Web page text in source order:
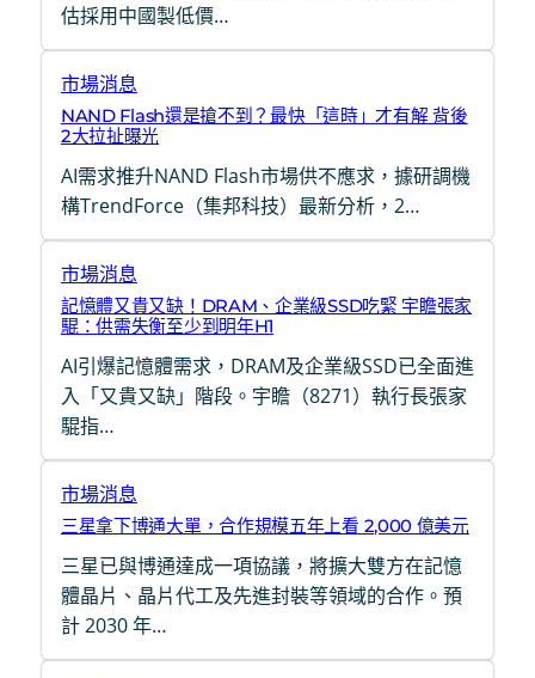
估採用中國製低價…
市場消息
NAND Flash還是搶不到？最快「這時」才有解 背後
2大拉扯曝光
AI需求推升NAND Flash市場供不應求，據研調機
構TrendForce（集邦科技）最新分析，2…
市場消息
記憶體又貴又缺！DRAM、企業級SSD吃緊 宇瞻張家
騉：供需失衡至少到明年H1
AI引爆記憶體需求，DRAM及企業級SSD已全面進
入「又貴又缺」階段。宇瞻（8271）執行長張家
騉指…
市場消息
三星拿下博通大單，合作規模五年上看 2,000 億美元
三星已與博通達成一項協議，將擴大雙方在記憶
體晶片、晶片代工及先進封裝等領域的合作。預
計 2030 年…